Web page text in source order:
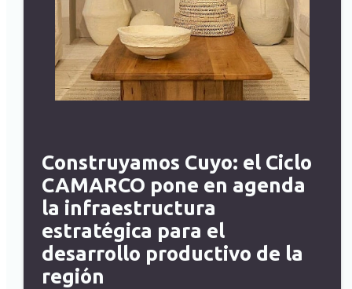
Construyamos Cuyo: el Ciclo
CAMARCO pone en agenda
la infraestructura
estratégica para el
desarrollo productivo de la
región